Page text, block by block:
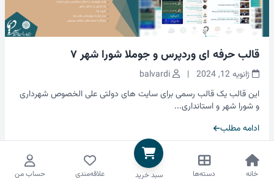
قالب حرفه ای وردپرس و جوملا شورا شهر ۷
ژانویه 12, 2024 |
balvardi
این قالب یک قالب رسمی برای سایت های دولتی علی الخصوص شهرداری
و شورا شهر و استانداری...
ادامه مطلب
خانه دسته‌ها سبد خرید علاقه‌مندی حساب من